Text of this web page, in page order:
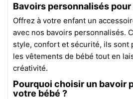
Bavoirs personnalisés pour
Offrez à votre enfant un
avec nos bavoirs personnalisés.
style, confort et sécurité, ils sont
les vêtements de bébé tout en
créativité.
Pourquoi choisir un bavoir
votre bébé ?